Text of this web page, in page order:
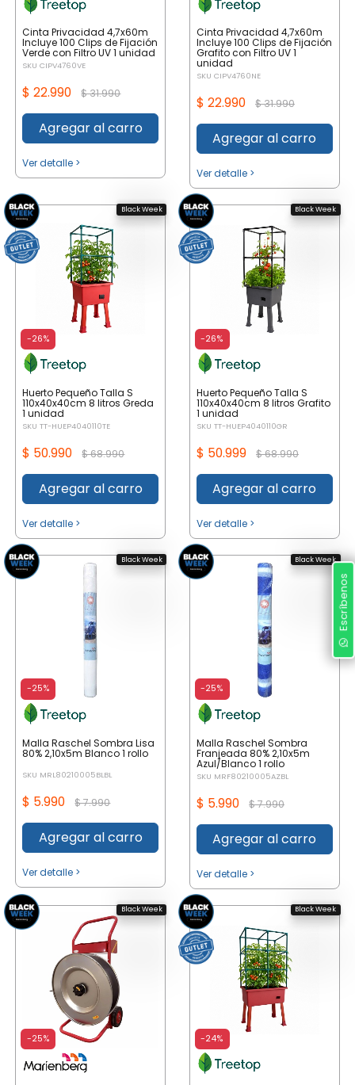
Cinta Privacidad 4,7x60m
Incluye 100 Clips de Fijación
Verde con Filtro UV 1 unidad
SKU CIPV4760VE
$ 22.990$ 31.990
Agregar al carro
Ver detalle >
Cinta Privacidad 4,7x60m
Incluye 100 Clips de Fijación
Grafito con Filtro UV 1
unidad
SKU CIPV4760NE
$ 22.990 $ 31.990
Agregar al carro
Ver detalle >
-26%
Huerto Pequeño Talla S
110x40x40cm 8 litros Greda
1 unidad
SKU TT-HUEP4040110TE
$ 50.990$ 68.990
Agregar al carro
Ver detalle >
Black Week
-26%
Huerto Pequeño Talla S
110x40x40cm 8 litros Grafito
1 unidad
SKU TT-HUEP4040110GR
$ 50.999 $ 68.990
Agregar al carro
Ver detalle >
Black Week
-25%
Malla Raschel Sombra Lisa
80% 2,10x5m Blanco 1 rollo
SKU MRL80210005BLBL
$ 5.990$ 7.990
Agregar al carro
Ver detalle >
Black Week
-25%
Malla Raschel Sombra
Franjeada 80% 2,10x5m
Azul/Blanco 1 rollo
SKU MRF80210005AZBL
$ 5.990 $ 7.990
Agregar al carro
Ver detalle >
Black Week
-25%
Black Week
-24%
Black Week
Escríbenos